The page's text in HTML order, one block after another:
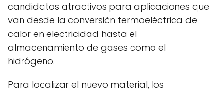
candidatos atractivos para aplicaciones que
van desde la conversión termoeléctrica de
calor en electricidad hasta el
almacenamiento de gases como el
hidrógeno.
Para localizar el nuevo material, los